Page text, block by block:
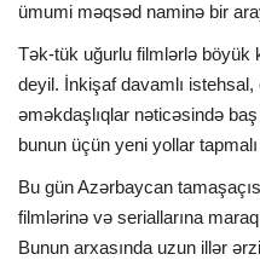
ümumi məqsəd naminə bir
Tək-tük uğurlu filmlərlə
deyil. İnkişaf davamlı
əməkdaşlıqlar nəticəsində
bunun üçün yeni yollar
Bu gün Azərbaycan
filmlərinə və seriallarına
Bunun arxasında uzun illər